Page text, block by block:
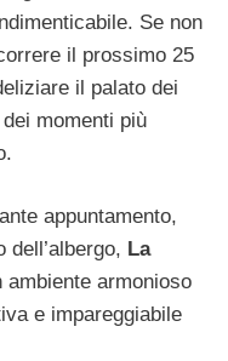
Se non
il prossimo 25
il palato dei
momenti più
appuntamento,
La
ambiente armonioso
e impareggiabile